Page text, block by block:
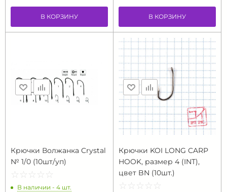
В КОРЗИНУ В КОРЗИНУ
Крючки Волжанка Crystal
№ 1/0 (10шт/уп)
☆ ☆ ☆ ☆ ☆
★ ★ ★ ★ ★
В наличии - 4 шт.
Крючки KOI LONG CARP
HOOK, размер 4 (INT),
цвет BN (10шт.)
☆ ☆ ☆ ☆ ☆
★ ★ ★ ★ ★